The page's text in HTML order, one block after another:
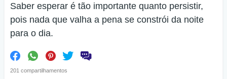
Saber esperar é tão importante quanto persistir,
pois nada que valha a pena se constrói da noite
para o dia.
201 compartilhamentos